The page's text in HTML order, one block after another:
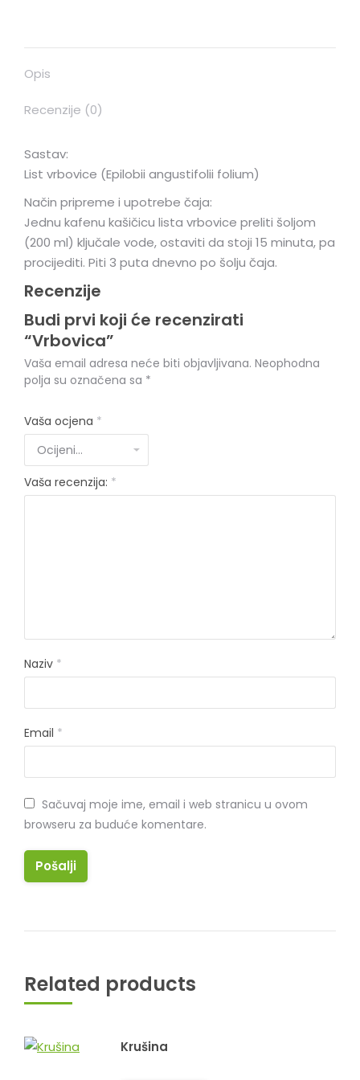
Opis
Recenzije (0)
Sastav:
List vrbovice (Epilobii angustifolii folium)
Način pripreme i upotrebe čaja:
Jednu kafenu kašičicu lista vrbovice preliti šoljom
(200 ml) ključale vode, ostaviti da stoji 15 minuta, pa
procijediti. Piti 3 puta dnevno po šolju čaja.
Recenzije
Budi prvi koji će recenzirati
“Vrbovica”
Vaša email adresa neće biti objavljivana. Neophodna
polja su označena sa *
Vaša ocjena *
Vaša recenzija: *
Naziv *
Email *
Sačuvaj moje ime, email i web stranicu u ovom
browseru za buduće komentare.
Related products
Krušina